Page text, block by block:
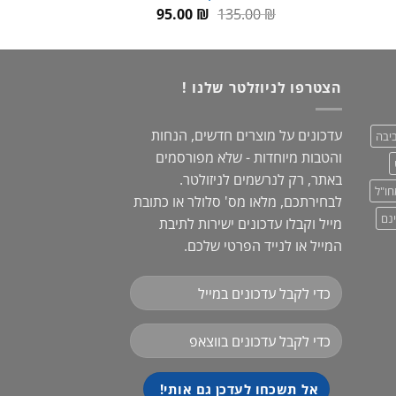
135.00₪
המחיר
היה:
95.00 ₪
המחיר
הוא:
הצטרפו לניוזלטר שלנו !
עדכונים על מוצרים חדשים, הנחות
והטבות מיוחדות - שלא מפורסמים
באתר, רק לנרשמים לניזולטר.
לבחירתכם, מלאו מס' סלולר או כתובת
מייל וקבלו עדכונים ישירות לתיבת
המייל או לנייד הפרטי שלכם.